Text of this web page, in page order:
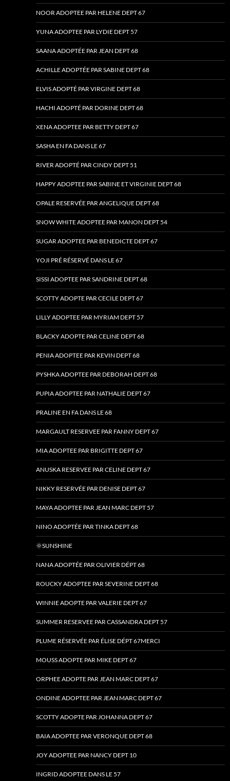
NOOR ADOPTEE PAR HELENE DEPT 67
YUNA ADOPTEE PAR LYDIE DEPT 57
SAANA ADOPTÉE PAR JEAN DEPT 68
ACHILLE ADOPTÉE PAR SABINE DEPT 68
ELVIS ADOPTÉ PAR VIRGINE DEPT 68
HACHI ADOPTÉ PAR DORINE DEPT 68
XENA ADOPTEE PAR BETTY DEPT 67
SASHA EN FA DANS LE 67
RIVER ADOPTÉ PAR CINDY DEPT 51
HAPPY ADOPTEE PAR SABINE ET VIRGINIE DEPT 68
OPALE RESERVÉE PAR ANGELIQUE DEPT 68
SNOW WHITE ADOPTEE PAR MANON DEPT 54
SUGAR ADOPTEE PAR BENEDICTE DEPT 67
YOJI PRÉ RÉSERVÉ DANS LE 67
SISSI ADOPTEE PAR SANDRINE DEPT 68
SCOTTY ADOPTE PAR CECILE DEPT 67
LILLY ADOPTEE PAR MYRIAM DEPT 57
BLACKY ADOPTE PAR CELINE DEPT 68
PENIA ADOPTEE PAR KEVIN DEPT 68
PYSHKA ADOPTEE PAR DEBORAH DEPT 68
PUPIA ADOPTEE PAR NATHALIE DEPT 67
PRALINE EN FA DANS LE 68
MARGAULT RESERVEE PAR FANNY DEPT 67
MIA ADOPTEE PAR BRIGITTE DEPT 67
ANUSKA RESERVEE PAR CELINE DEPT 67
NIKKY RESERVÉE PAR DENISE DEPT 67
MAYA ADOPTEE PAR JEAN MARC DEPT 57
NINO ADOPTÉE PAR TINKA DEPT 68
🌞SUNSHINE
NANA ADOPTÉE PAR OLIVIER DÉPT 68
ROUCKY ADOPTEE PAR SEVERINE DEPT 68
WINNIE ADOPTE PAR VALERIE DEPT 67
SUMMER RESERVEE PAR CASSANDRA DEPT 57
PLUME RÉSERVÉE PAR ÉLISE DÉPT 67MERCI
MOUSS ADOPTE PAR MIKE DEPT 67
ORPHEE ADOPTE PAR JEAN MARC DEPT 67
ONDINE ADOPTEE PAR JEAN MARC DEPT 67
SCOTTY ADOPTE PAR JOHANNA DEPT 67
BAIA ADOPTEE PAR VERONQUE DEPT 68
JOY ADOPTEE PAR NANCY DEPT 10
INGRID ADOPTEE DANS LE 57